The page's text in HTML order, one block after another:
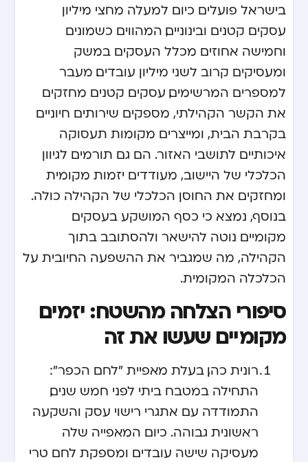
בישראל פועלים כיום למעלה מחצי מיליון
עסקים קטנים ובינוניים, המהווים כשמונים
וחמישה אחוזים מכלל העסקים במשק
ומעסיקים קרוב לשני מיליון עובדים. מעבר
למספרים המרשימים, עסקים קטנים מחזקים
את הקשר הקהילתי, מספקים שירותים חיוניים
בקרבת הבית, ומייצרים מקומות תעסוקה
איכותיים לתושבי האזור. הם גם תורמים לגיוון
הכלכלי של היישוב, מעודדים יזמות מקומית
ומחזקים את החוסן הכלכלי של הקהילה כולה.
בנוסף, נמצא כי כסף המושקע בעסקים
מקומיים נוטה להישאר ולהסתובב בתוך
הקהילה, מה שמגביר את ההשפעה החיובית על
הכלכלה המקומית.
סיפורי הצלחה מהשטח: יזמים
מקומיים שעשו את זה
רונית כהן, בעלת מאפיית "לחם הכפר":
התחילה במטבח ביתי לפני חמש שנים,
התמודדה עם אתגרי רישוי עסק והשקעה
ראשונית גבוהה. כיום המאפייה שלה
מעסיקה שישה עובדים ומספקת לחם טרי